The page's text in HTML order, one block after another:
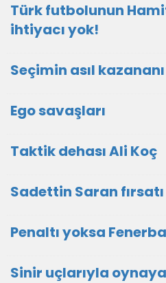
Türk futbolunun
ihtiyacı yok!
Seçimin asıl kazananı
Ego savaşları
Taktik dehası Ali Koç
Sadettin Saran fırsatı
Penaltı yoksa
Sinir uçlarıyla